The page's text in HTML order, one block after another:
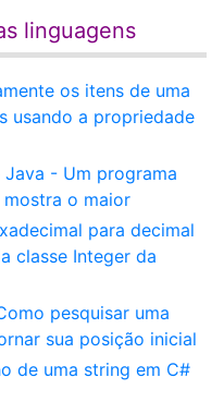
linguagens
os itens de uma
usando a propriedade
- Um programa
o maior
para decimal
classe Integer da
pesquisar uma
sua posição inicial
de uma string em C#